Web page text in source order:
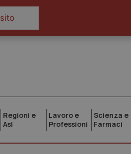
Regioni e
Asl
Lavoro e
Professioni
Scienza e
Farmaci